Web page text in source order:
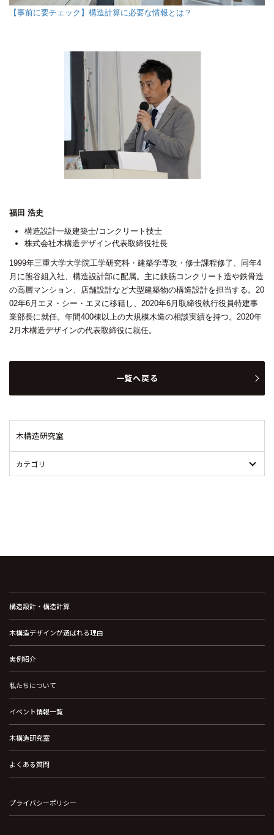
木構造研究室
カテゴリ
【事前に要チェック】構造計算に必要な情報とは？
福田 浩史
構造設計一級建築士/コンクリート技士
株式会社木構造デザイン代表取締役社長
1999年三重大学大学院工学研究科・建築学専攻・修士課程修了、同年4
月に熊谷組入社、構造設計部に配属。主に鉄筋コンクリート造や鉄骨造
の高層マンション、店舗設計など大型建築物の構造設計を担当する。20
02年6月エヌ・シー・エヌに移籍し、2020年6月取締役執行役員特建事
業部長に就任。年間400棟以上の大規模木造の相談実績を持つ。2020年
2月木構造デザインの代表取締役に就任。
一覧へ戻る
構造設計・構造計算
木構造デザインが選ばれる理由
実例紹介
私たちについて
イベント情報一覧
木構造研究室
よくある質問
プライバシーポリシー